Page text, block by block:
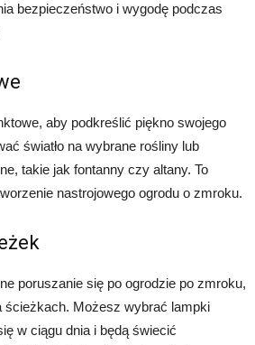
bezpieczeństwo i wygodę podczas
aby podkreślić piękno swojego
światło na wybrane rośliny lub
takie jak fontanny czy altany. To
nastrojowego ogrodu o zmroku.
poruszanie się po ogrodzie po zmroku,
ścieżkach. Możesz wybrać lampki
w ciągu dnia i będą świecić